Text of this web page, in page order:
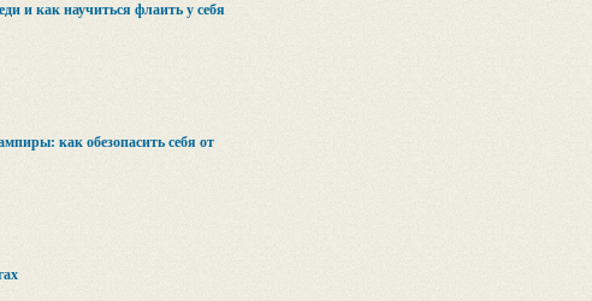
и как научиться флаить у себя
как обезопасить себя от